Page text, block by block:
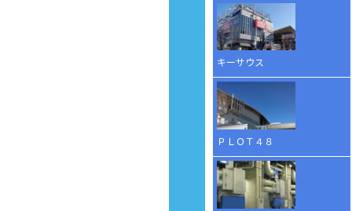
キーサウス
ＰＬＯＴ４８